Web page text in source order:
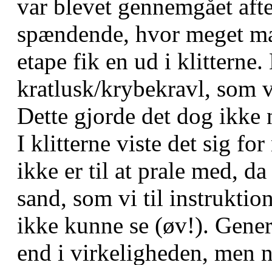
var blevet gennemgået
spændende, hvor meget
etape fik en ud i klitterne.
kratlusk/krybekravl, som
Dette gjorde det dog ikke
I klitterne viste det sig for
ikke er til at prale med,
sand, som vi til
ikke kunne se (øv!).
end i virkeligheden, men